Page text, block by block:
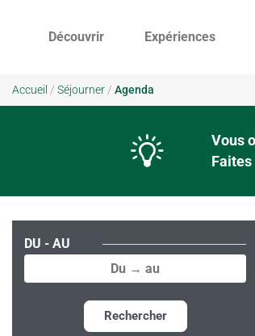
Découvrir Expériences
Accueil / Séjourner / Agenda
Vous
DU - AU
Rechercher